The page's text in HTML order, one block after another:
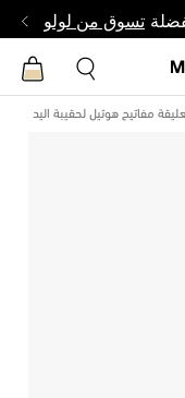
تسوق من لولو
مفاتيح هوتيل لحقيبة اليد